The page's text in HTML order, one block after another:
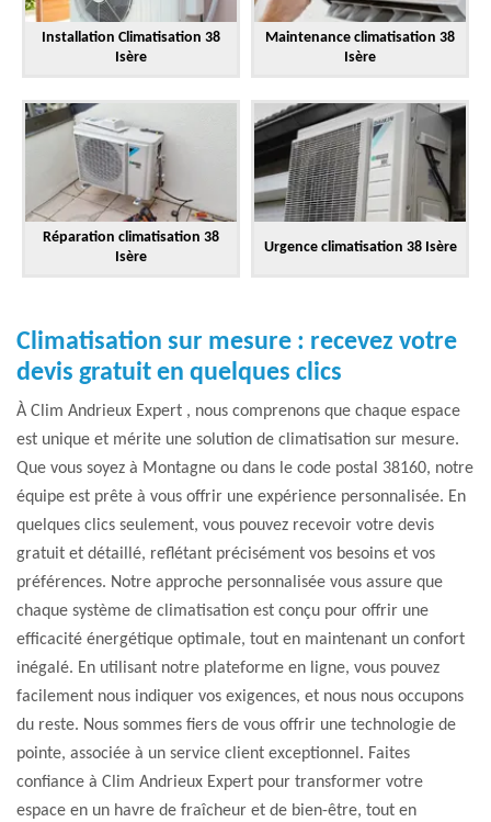
Installation Climatisation 38
Isère
Maintenance climatisation 38
Isère
Réparation climatisation 38
Isère
Urgence climatisation 38 Isère
Climatisation sur mesure : recevez votre
devis gratuit en quelques clics
À Clim Andrieux Expert , nous comprenons que chaque espace
est unique et mérite une solution de climatisation sur mesure.
Que vous soyez à Montagne ou dans le code postal 38160, notre
équipe est prête à vous offrir une expérience personnalisée. En
quelques clics seulement, vous pouvez recevoir votre devis
gratuit et détaillé, reflétant précisément vos besoins et vos
préférences. Notre approche personnalisée vous assure que
chaque système de climatisation est conçu pour offrir une
efficacité énergétique optimale, tout en maintenant un confort
inégalé. En utilisant notre plateforme en ligne, vous pouvez
facilement nous indiquer vos exigences, et nous nous occupons
du reste. Nous sommes fiers de vous offrir une technologie de
pointe, associée à un service client exceptionnel. Faites
confiance à Clim Andrieux Expert pour transformer votre
espace en un havre de fraîcheur et de bien-être, tout en